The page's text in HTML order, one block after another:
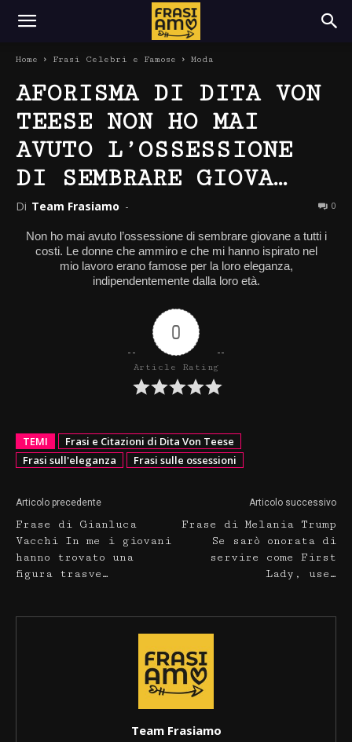
Home Frasi Celebri e Famose Moda
AFORISMA DI DITA VON
TEESE NON HO MAI
AVUTO L’OSSESSIONE
DI SEMBRARE GIOVA…
Di Team Frasiamo - 0
Non ho mai avuto l’ossessione di sembrare giovane a tutti i
costi. Le donne che ammiro e che mi hanno ispirato nel
mio lavoro erano famose per la loro eleganza,
indipendentemente dalla loro età.
0
Article Rating
TEMI
Frasi e Citazioni di Dita Von Teese
Frasi sull'eleganza
Frasi sulle ossessioni
Articolo precedente
Frase di Gianluca
Vacchi In me i giovani
hanno trovato una
figura trasve…
Articolo successivo
Frase di Melania Trump
Se sarò onorata di
servire come First
Lady, use…
Team Frasiamo